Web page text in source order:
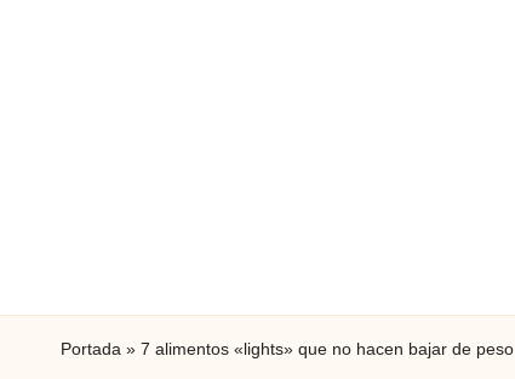
Portada » 7 alimentos «lights» que no hacen bajar de peso